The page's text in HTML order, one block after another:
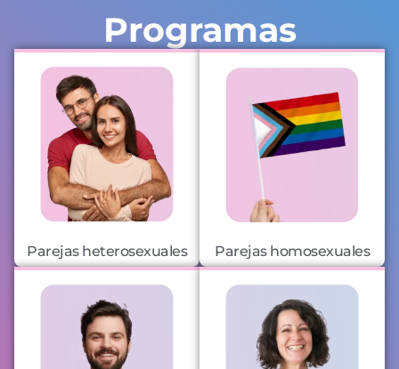
Programas
Parejas heterosexuales Parejas homosexuales